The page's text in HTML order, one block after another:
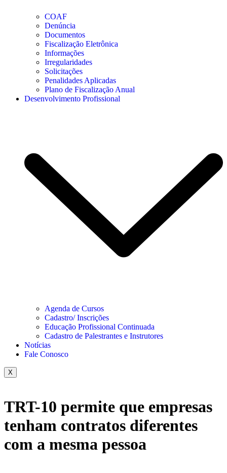
COAF
Denúncia
Documentos
Fiscalização Eletrônica
Informações
Irregularidades
Solicitações
Penalidades Aplicadas
Plano de Fiscalização Anual
Desenvolvimento Profissional
Agenda de Cursos
Cadastro/ Inscrições
Educação Profissional Continuada
Cadastro de Palestrantes e Instrutores
Notícias
Fale Conosco
X
TRT-10 permite que empresas
tenham contratos diferentes
com a mesma pessoa